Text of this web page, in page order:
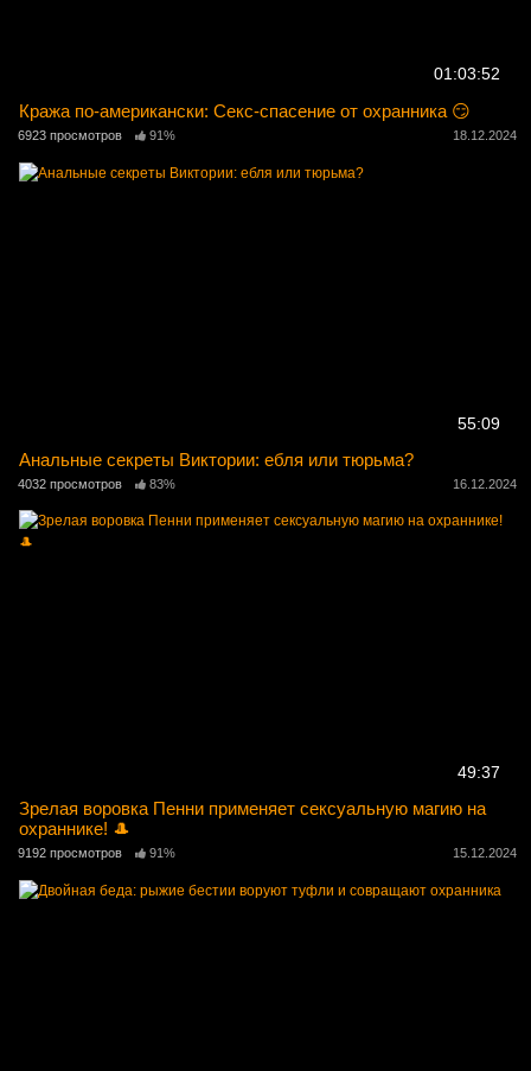
01:03:52
Кража по-американски: Секс-спасение от охранника 😏
6923 просмотров 91% 18.12.2024
55:09
Анальные секреты Виктории: ебля или тюрьма?
4032 просмотров 83% 16.12.2024
49:37
Зрелая воровка Пенни применяет сексуальную магию на
охраннике! 🎩
9192 просмотров 91% 15.12.2024